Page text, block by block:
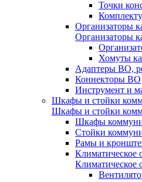
Точки
Организаторы
Организаторы
Хомуты
Адаптеры ВО,
Коннекторы ВО
Инструмент и
Шкафы и стойки
Шкафы и стойки
Шкафы
Стойки
Рамы и
Климатическое
Климатическое